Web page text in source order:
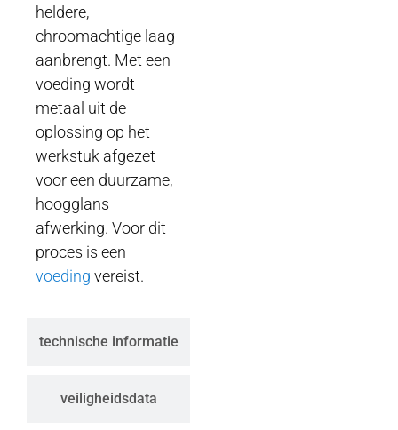
technische informatie
veiligheidsdata
heldere,
chroomachtige laag
aanbrengt. Met een
voeding wordt
metaal uit de
oplossing op het
werkstuk afgezet
voor een duurzame,
hoogglans
afwerking. Voor dit
proces is een
voeding vereist.